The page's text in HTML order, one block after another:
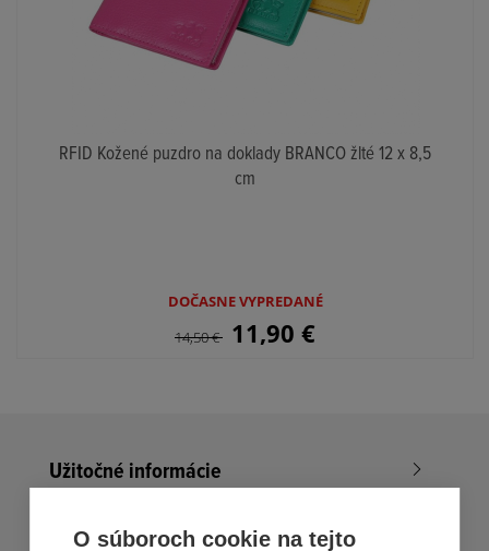
RFID Kožené puzdro na doklady BRANCO žlté 12 x 8,5
cm
DOČASNE VYPREDANÉ
14,50€ 11,90 €
Užitočné informácie
Nákup v All4Men.sk
O súboroch cookie na tejto